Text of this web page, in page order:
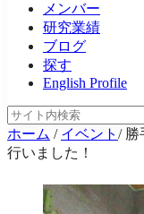
メンバー
研究業績
ブログ
探す
English Profile
ホーム / イベント / 勝
行いました！